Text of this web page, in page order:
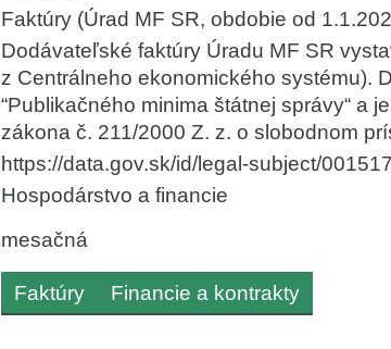
Faktúry (Úrad MF SR, obdobie od
Dodávateľské faktúry Úradu MF SR
z Centrálneho ekonomického systému).
“Publikačného minima štátnej správy“ a
zákona č. 211/2000 Z. z. o slobodnom
https://data.gov.sk/id/legal-subject/
Hospodárstvo a financie
mesačná
Faktúry Financie a kontrakty